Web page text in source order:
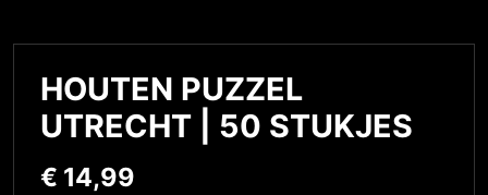
HOUTEN PUZZEL
UTRECHT | 50 STUKJES
€ 14,99